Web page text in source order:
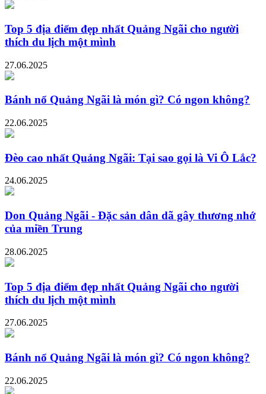
Top 5 địa điểm đẹp nhất Quảng Ngãi cho người
thích du lịch một mình
27.06.2025
Bánh nổ Quảng Ngãi là món gì? Có ngon không?
22.06.2025
Đèo cao nhất Quảng Ngãi: Tại sao gọi là Vi Ô Lắc?
24.06.2025
Don Quảng Ngãi - Đặc sản dân dã gây thương nhớ
của miền Trung
28.06.2025
Top 5 địa điểm đẹp nhất Quảng Ngãi cho người
thích du lịch một mình
27.06.2025
Bánh nổ Quảng Ngãi là món gì? Có ngon không?
22.06.2025